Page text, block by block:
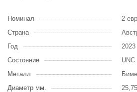
Номинал
2
Страна
Год
2023
Состояние
UNC
Металл
Диаметр мм.
25,75